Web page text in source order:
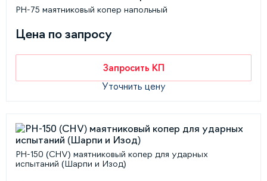
РН-75 маятниковый копер напольный
Цена по запросу
Запросить КП
Уточнить цену
PH-150 (CHV) маятниковый копер для ударных
испытаний (Шарпи и Изод)